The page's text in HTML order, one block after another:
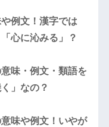
例文！漢字では
心に沁みる」？
意味・例文・類語を
」なの？
味や例文！いやが